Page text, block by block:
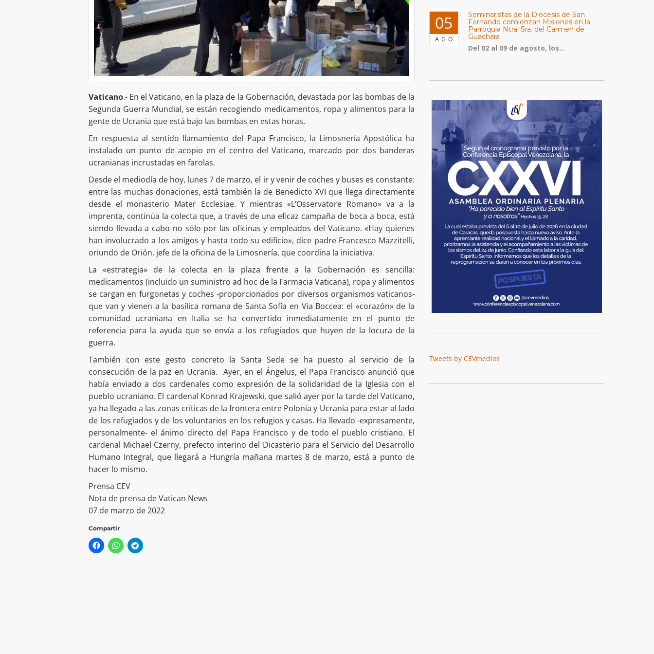
Vaticano.- En el Vaticano, en la plaza de la Gobernación, devastada por las bombas de la
Segunda Guerra Mundial, se están recogiendo medicamentos, ropa y alimentos para la
gente de Ucrania que está bajo las bombas en estas horas.
En respuesta al sentido llamamiento del Papa Francisco, la Limosnería Apostólica ha
instalado un punto de acopio en el centro del Vaticano, marcado por dos banderas
ucranianas incrustadas en farolas.
Desde el mediodía de hoy, lunes 7 de marzo, el ir y venir de coches y buses es constante:
entre las muchas donaciones, está también la de Benedicto XVI que llega directamente
desde el monasterio Mater Ecclesiae. Y mientras «L’Osservatore Romano» va a la
imprenta, continúa la colecta que, a través de una eficaz campaña de boca a boca, está
siendo llevada a cabo no sólo por las oficinas y empleados del Vaticano. «Hay quienes
han involucrado a los amigos y hasta todo su edificio», dice padre Francesco Mazzitelli,
oriundo de Orión, jefe de la oficina de la Limosnería, que coordina la iniciativa.
La «estrategia» de la colecta en la plaza frente a la Gobernación es sencilla:
medicamentos (incluido un suministro ad hoc de la Farmacia Vaticana), ropa y alimentos
se cargan en furgonetas y coches -proporcionados por diversos organismos vaticanos-
que van y vienen a la basílica romana de Santa Sofía en Via Boccea: el «corazón» de la
comunidad ucraniana en Italia se ha convertido inmediatamente en el punto de
referencia para la ayuda que se envía a los refugiados que huyen de la locura de la
guerra.
También con este gesto concreto la Santa Sede se ha puesto al servicio de la
consecución de la paz en Ucrania. Ayer, en el Ángelus, el Papa Francisco anunció que
había enviado a dos cardenales como expresión de la solidaridad de la Iglesia con el
pueblo ucraniano. El cardenal Konrad Krajewski, que salió ayer por la tarde del Vaticano,
ya ha llegado a las zonas críticas de la frontera entre Polonia y Ucrania para estar al lado
de los refugiados y de los voluntarios en los refugios y casas. Ha llevado -expresamente,
personalmente- el ánimo directo del Papa Francisco y de todo el pueblo cristiano. El
cardenal Michael Czerny, prefecto interino del Dicasterio para el Servicio del Desarrollo
Humano Integral, que llegará a Hungría mañana martes 8 de marzo, está a punto de
hacer lo mismo.
Prensa CEV
Nota de prensa de Vatican News
07 de marzo de 2022
Compartir
05
AGO
Seminaristas de la Diócesis de San
Fernando comienzan Misiones en la
Parroquia Ntra. Sra. del Carmen de
Guachara
Del 02 al 09 de agosto, los...
Tweets by CEVmedios